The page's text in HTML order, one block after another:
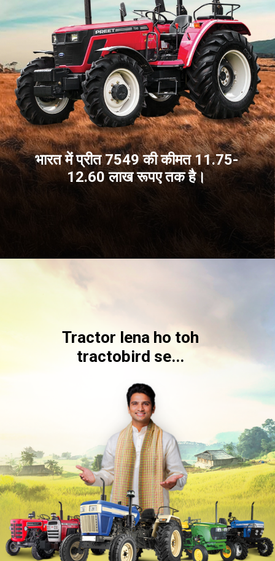
भारत में प्रीत 7549 की कीमत 11.75-
12.60 लाख रूपए तक है।
Tractor lena ho toh
tractobird se...